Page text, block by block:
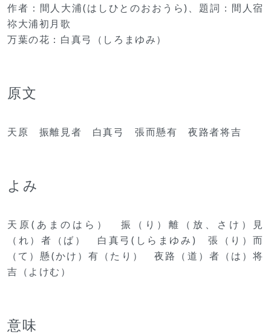
作者：間人大浦(はしひとのおおうら)、題詞：間人宿
祢大浦初月歌
万葉の花：白真弓（しろまゆみ）
原文
天原 振離見者 白真弓 張而懸有 夜路者将吉
よみ
天原(あまのはら） 振（り）離（放、さけ）見
（れ）者（ば） 白真弓(しらまゆみ) 張（り）而
（て）懸(かけ）有（たり） 夜路（道）者（は）将
吉（よけむ）
意味